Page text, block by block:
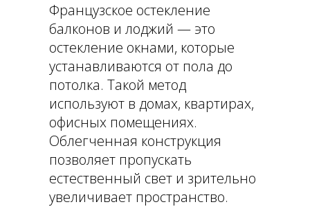
Французское остекление
балконов и лоджий — это
остекление окнами, которые
устанавливаются от пола до
потолка. Такой метод
используют в домах, квартирах,
офисных помещениях.
Облегченная конструкция
позволяет пропускать
естественный свет и зрительно
увеличивает пространство.